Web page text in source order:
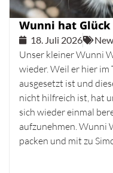
Wunni hat Glück
18. Juli 2026
Unser kleiner Wunni
wieder. Weil er hier im
ausgesetzt ist und
nicht hilfreich ist, hat
sich wieder einmal
aufzunehmen. Wunni
packen und mit zu